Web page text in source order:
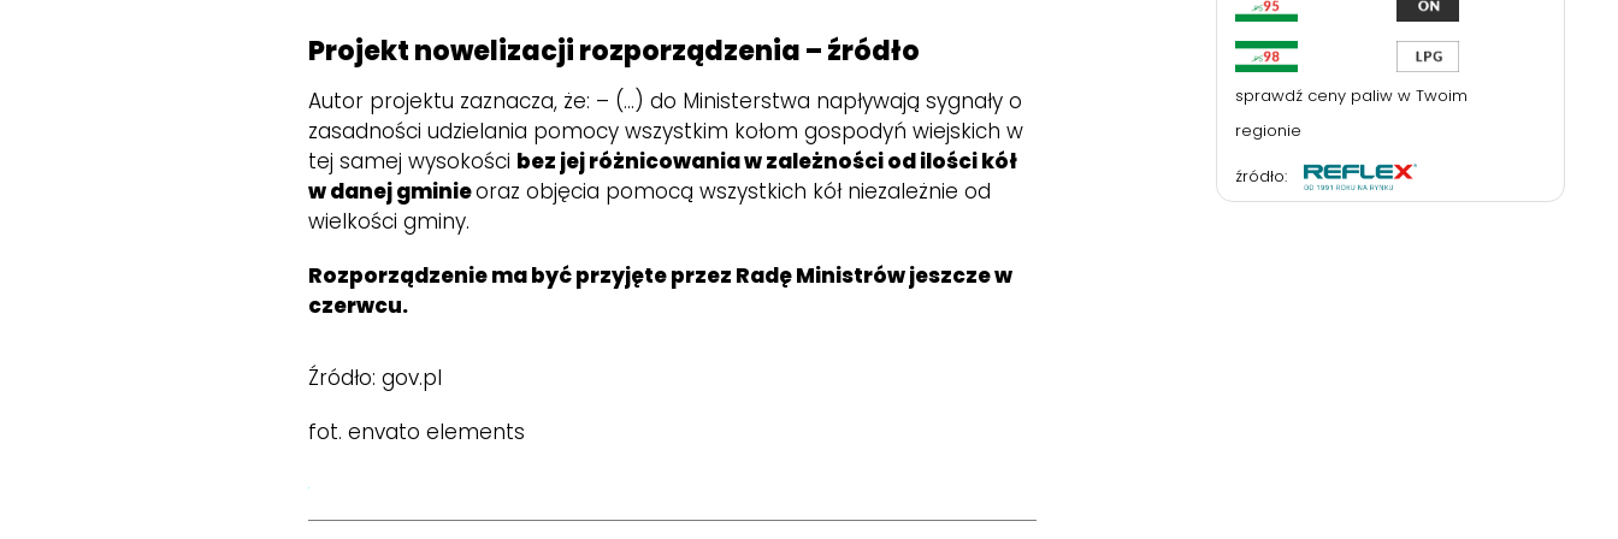
Projekt nowelizacji rozporządzenia – źródło
Autor projektu zaznacza, że: – (…) do Ministerstwa napływają sygnały o
zasadności udzielania pomocy wszystkim kołom gospodyń wiejskich w
tej samej wysokości bez jej różnicowania w zależności od ilości kół
w danej gminieoraz objęcia pomocą wszystkich kół niezależnie od
wielkości gminy.
Rozporządzenie ma być przyjęte przez Radę Ministrów jeszcze w
czerwcu.
Źródło: gov.pl
fot. envato elements
sprawdź ceny paliw w Twoim
regionie
źródło: